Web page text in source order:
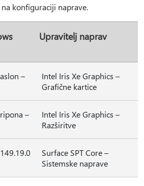
konfiguraciji naprave.
Upravitelj naprav
–
Intel Iris Xe Graphics –
Grafične kartice
–
Intel Iris Xe Graphics –
Razširitve
Surface SPT Core –
Sistemske naprave